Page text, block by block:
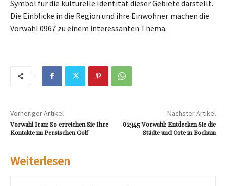
Symbol für die kulturelle Identität dieser Gebiete darstellt.
Die Einblicke in die Region und ihre Einwohner machen die
Vorwahl 0967 zu einem interessanten Thema.
Vorheriger Artikel
Vorwahl Iran: So erreichen Sie Ihre
Kontakte im Persischen Golf
Nächster Artikel
02345 Vorwahl: Entdecken Sie die
Städte und Orte in Bochum
Weiterlesen